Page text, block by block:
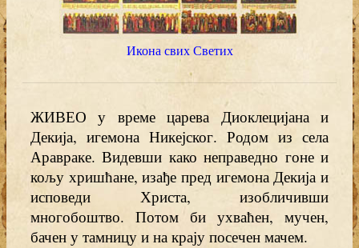
Икона свих Светих
ЖИВЕО у време царева Диоклецијана и
Декија, игемона Никејског. Родом из села
Аравраке. Видевши како неправедно гоне и
кољу хришћане, изађе пред игемона Декија и
исповеди Христа, изобличивши
многобоштво. Потом би ухваћен, мучен,
бачен у тамницу и на крају посечен мачем.